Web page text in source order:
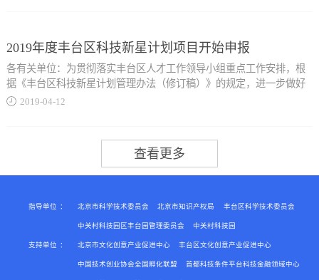
计年度的财务会计报告（包括会计报表、会计报表附注和财务情况说
明书）、经具有资质的中介机构出具的企业近三个会计年度研究开发
费用和近一个会计年度高新技术产品（服务）收入专项审计或鉴证报
成网上申报操作后，应递交《认定办法》第十二条第（一）款和《工
份，左侧胶装成册，在右侧骑缝处加盖企业公章。企业自行留存一份
材料备查。三、材料受理各区科委和中关村示范...
能力优化创新环境支持资金（以下简称“创新支持资金”）从中关村科
按照年度预算进行安排使用。第三条 创新支持资金的管理和使用应遵
循公开...
类创新主体包括企业、高校院所和社会组织等。其中，企业是指在中
关村示范区内注册的企业（含国家高新技术企业和中关村高新技术企
业）。社会组织是指主要在中关村示范区内开展工作或会员大部分在
民政部门登记的非营利性组织，包括社会团体（含产业技术联盟）、
民办非企业单位。本办法对于企业的支持内容，符合条件的社会组织
自主创新示范区发展...
2019年度丰台区科技新星计划项目开始申报
各有关单位：为贯彻落实丰台区人才工作领导小组重点工作安排，根
据《丰台区科技新星计划管理办法（修订稿）》的规定，进一步做好
2019年丰台区科技新星计划项目征集工作。现就申报工作有关事宜通
国，有强烈的事业心，有良好的职业道德、社会公德和求实、创新、
协作、奉献精神。（二）申报当年的1月1日，年龄未满40周岁。
（三）大学本科毕业、从事专业技术工作5年以上。取得研究生以上学
较强的研究创新能力，已初步...
形成研究团队。（五）主持过企业关键技术研发项目的技术负责人，
承担地市级以上科技项目的主持人或主要参与人（排名前2位）。
2019-04-12
指导单位 ： 北京市科学技术委员会 北京市知识产权局 丰台区科学技术委员会
中关村科技园区丰台园管理委员会 中关村科技园
支持单位 ： 北京市文化创意产业促进中心 丰台区文化创意产业促进中心
中国技术创业协会全国孵化联盟 首都科技条件平台科技金融领域中心